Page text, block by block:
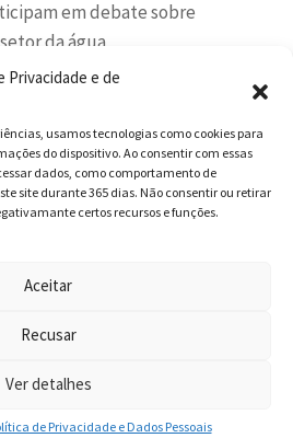
Privacidade e de
usamos tecnologias como cookies para
do dispositivo. Ao consentir com essas
dados, como comportamento de
site durante 365 dias. Não consentir ou retirar
certos recursos e funções.
Aceitar
Recusar
Ver detalhes
de Privacidade e Dados Pessoais
em debate sobre
da água
torneira está assegurada
para mostrar.